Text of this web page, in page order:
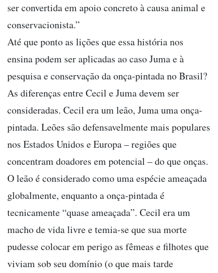
ser convertida em apoio concreto à causa animal e
conservacionista.”
Até que ponto as lições que essa história nos
ensina podem ser aplicadas ao caso Juma e à
pesquisa e conservação da onça-pintada no Brasil?
As diferenças entre Cecil e Juma devem ser
consideradas. Cecil era um leão, Juma uma onça-
pintada. Leões são defensavelmente mais populares
nos Estados Unidos e Europa – regiões que
concentram doadores em potencial – do que onças.
O leão é considerado como uma espécie ameaçada
globalmente, enquanto a onça-pintada é
tecnicamente “quase ameaçada”. Cecil era um
macho de vida livre e temia-se que sua morte
pudesse colocar em perigo as fêmeas e filhotes que
viviam sob seu domínio (o que mais tarde